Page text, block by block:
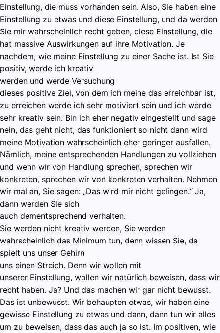
Einstellung, die muss vorhanden sein. Also, Sie haben eine
Einstellung zu etwas und diese Einstellung, und da werden
Sie mir wahrscheinlich recht geben, diese Einstellung, die
hat massive Auswirkungen auf ihre Motivation. Je
nachdem, wie meine Einstellung zu einer Sache ist. Ist Sie
positiv, werde ich kreativ
werden und werde Versuchung
dieses positive Ziel, von dem ich meine das erreichbar ist,
zu erreichen werde ich sehr motiviert sein und ich werde
sehr kreativ sein. Bin ich eher negativ eingestellt und sage
nein, das geht nicht, das funktioniert so nicht dann wird
meine Motivation wahrscheinlich eher geringer ausfallen.
Nämlich, meine entsprechenden Handlungen zu vollziehen
und wenn wir von Handlung sprechen, sprechen wir
konkreten, sprechen wir von konkreten verhalten. Nehmen
wir mal an, Sie sagen: „Das wird mir nicht gelingen.“ Ja,
dann werden Sie sich
auch dementsprechend verhalten.
Sie werden nicht kreativ werden, Sie werden
wahrscheinlich das Minimum tun, denn wissen Sie, da
spielt uns unser Gehirn
uns einen Streich. Denn wir wollen mit
unserer Einstellung, wollen wir natürlich beweisen, dass wir
recht haben. Ja? Und das machen wir gar nicht bewusst.
Das ist unbewusst. Wir behaupten etwas, wir haben eine
gewisse Einstellung zu etwas und dann, dann tun wir alles
um zu beweisen, dass das auch ja so ist. Im positiven, wie